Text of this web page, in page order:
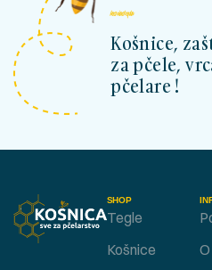
kosnicashop.ba
Košnice,
za pčele,
pčelare !
SHOP
Tegle
Košnice